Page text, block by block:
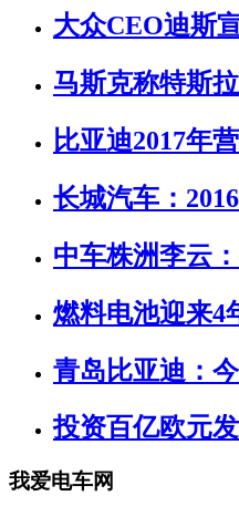
大众CEO迪斯
马斯克称特斯
比亚迪2017年
长城汽车：
中车株洲李云
燃料电池迎来4
青岛比亚迪：
投资百亿欧元
我爱电车网